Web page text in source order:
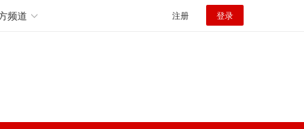
频道 注册 登录